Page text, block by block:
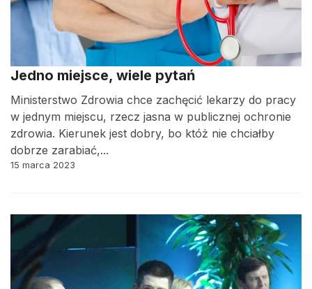
Jedno miejsce, wiele pytań
Ministerstwo Zdrowia chce zachęcić lekarzy do pracy
w jednym miejscu, rzecz jasna w publicznej ochronie
zdrowia. Kierunek jest dobry, bo któż nie chciałby
dobrze zarabiać,...
15 marca 2023